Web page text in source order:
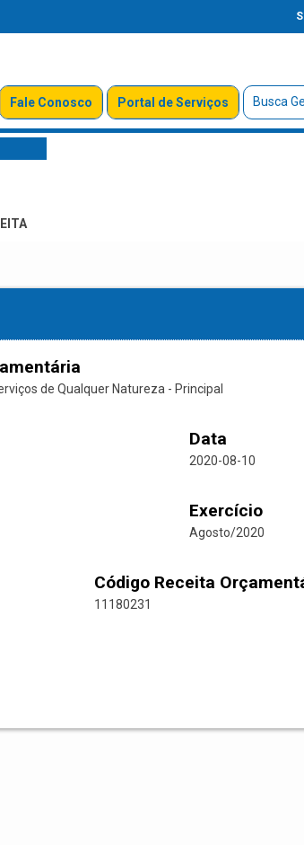
Fale Conosco Portal de Serviços Busca
de Qualquer Natureza - Principal
Data
2020-08-10
Exercício
Agosto/2020
Código Receita
11180231